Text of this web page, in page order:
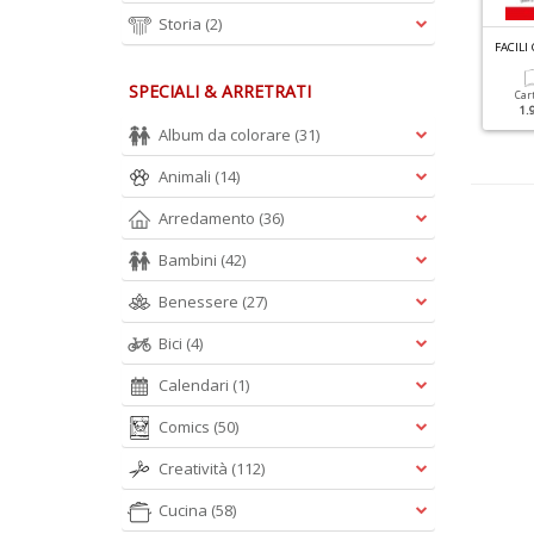
G
RANDI SUDOKU SPECIALE INVERNO N.3
Digitale
CRITTOGRAFICI GIGANTI RACCOLTA N.2
Cartacea
FACILI
Storia (2)
SPECIALI & ARRETRATI
Album da colorare (31)
Animali (14)
Arredamento (36)
Bambini (42)
Benessere (27)
Bici (4)
Calendari (1)
Comics (50)
Creatività (112)
Cucina (58)